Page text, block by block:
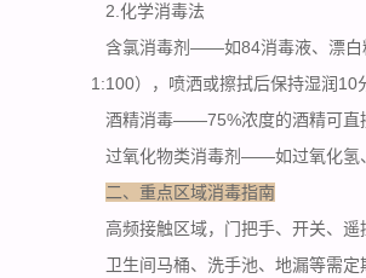
2.化学消毒法
含氯消毒剂——如84消毒液、漂白
1:100），喷洒或擦拭后保持湿润10
酒精消毒——75%浓度的酒精可直
过氧化物类消毒剂——如过氧化氢
二、重点区域消毒指南
高频接触区域，门把手、开关、遥
卫生间马桶、洗手池、地漏等需定